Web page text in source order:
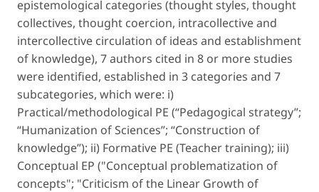
epistemological categories (thought styles, thought
collectives, thought coercion, intracollective and
intercollective circulation of ideas and establishment
of knowledge), 7 authors cited in 8 or more studies
were identified, established in 3 categories and 7
subcategories, which were: i)
Practical/methodological PE (“Pedagogical strategy”;
“Humanization of Sciences”; “Construction of
knowledge”); ii) Formative PE (Teacher training); iii)
Conceptual EP ("Conceptual problematization of
concepts"; "Criticism of the Linear Growth of